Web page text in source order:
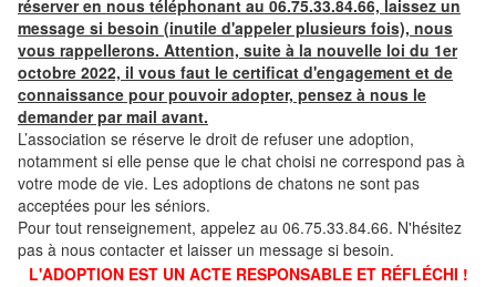
réserver en nous téléphonant au 06.75.33.84.66, laissez un
message si besoin (inutile d'appeler plusieurs fois), nous
vous rappellerons. Attention, suite à la nouvelle loi du 1er
octobre 2022, il vous faut le certificat d'engagement et de
connaissance pour pouvoir adopter, pensez à nous le
demander par mail avant.
L’association se réserve le droit de refuser une adoption,
notamment si elle pense que le chat choisi ne correspond pas à
votre mode de vie. Les adoptions de chatons ne sont pas
acceptées pour les séniors.
Pour tout renseignement, appelez au 06.75.33.84.66. N'hésitez
pas à nous contacter et laisser un message si besoin.
L'ADOPTION EST UN ACTE RESPONSABLE ET RÉFLÉCHI !